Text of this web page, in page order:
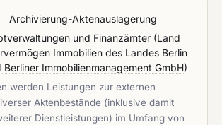
Archivierung-Aktenauslagerung
und Finanzämter (Land
Immobilien des Landes Berlin
Berliner Immobilienmanagement GmbH)
werden Leistungen zur externen
Aktenbestände (inklusive damit
Dienstleistungen) im Umfang von